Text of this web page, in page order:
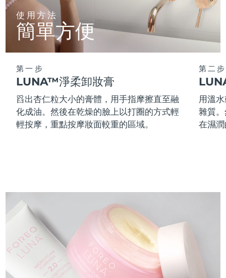
使用方法
簡單方便
第一步
LUNA™淨柔卸妝膏
舀出杏仁粒大小的膏體，用手指摩擦直至融
化成油。然後在乾燥的臉上以打圈的方式輕
輕按摩，重點按摩妝面較重的區域。
第二步
用溫
雜質
在濕
阿拉伯聯合大公國 預計送達日期 09/08/2026
英國 08/08/2026
美國 09/08/2026
烏茲別克 13/08/2026
越南 預計送達日期14/08/2026